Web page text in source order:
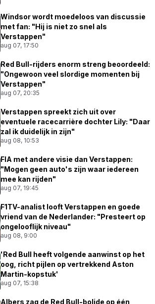
Windsor wordt moedeloos van discussie
met fan: "Hij is niet zo snel als
Verstappen"
aug 07, 17:50
Red Bull-rijders enorm streng beoordeeld:
"Ongewoon veel slordige momenten bij
Verstappen"
aug 07, 20:35
Verstappen spreekt zich uit over
eventuele racecarrière dochter Lily: "Daar
zal ik duidelijk in zijn"
aug 08, 10:53
FIA met andere visie dan Verstappen:
"Mogen geen auto's zijn waar iedereen
mee kan rijden"
aug 07, 19:45
F1TV-analist looft Verstappen en goede
vriend van de Nederlander: "Presteert op
ongelooflijk niveau"
aug 08, 9:00
'Red Bull heeft volgende aanwinst op het
oog, richt pijlen op vertrekkend Aston
Martin-kopstuk'
aug 07, 15:38
Albers zag de Red Bull-bolide op één